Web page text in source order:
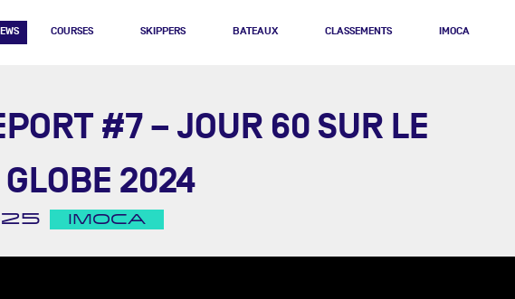
COURSES SKIPPERS BATEAUX CLASSEMENTS IMOCA
#7 – JOUR 60 SUR LE
2024
IMOCA